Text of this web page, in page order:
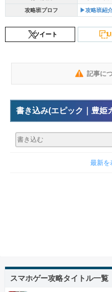
攻略班プロフ ▶攻略班紹
ツイート
記事に
書き込み(エピック｜豊姫
最新を
スマホゲー攻略タイトル一覧